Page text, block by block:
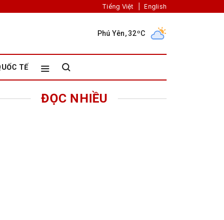
Tiếng Việt English
Phú Yên, 32ºC
TẾ
ĐỌC NHIỀU